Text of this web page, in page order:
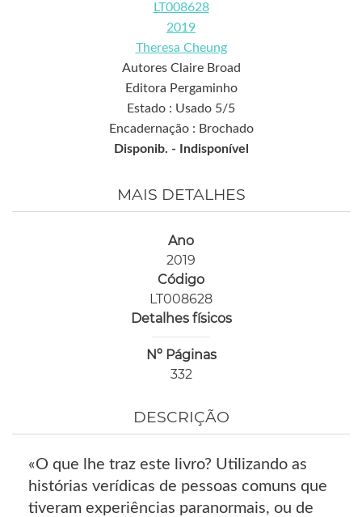
LT008628
2019
Theresa Cheung
Autores Claire Broad
Editora Pergaminho
Estado : Usado 5/5
Encadernação : Brochado
Disponib. -
Indisponível
MAIS DETALHES
Ano
2019
Código
LT008628
Detalhes físicos
Nº Páginas
332
DESCRIÇÃO
«O que lhe traz este livro? Utilizando as
histórias verídicas de pessoas comuns que
tiveram experiências paranormais, ou de